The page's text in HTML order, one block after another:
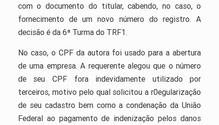
com o documento do titular, cabendo, no caso, o
fornecimento de um novo número do registro. A
decisão é da 6ª Turma do TRF1.
No caso, o CPF da autora foi usado para a abertura
de uma empresa. A requerente alegou que o número
de seu CPF fora indevidamente utilizado por
terceiros, motivo pelo qual solicitou a r0egularização
de seu cadastro bem como a condenação da União
Federal ao pagamento de indenização pelos danos